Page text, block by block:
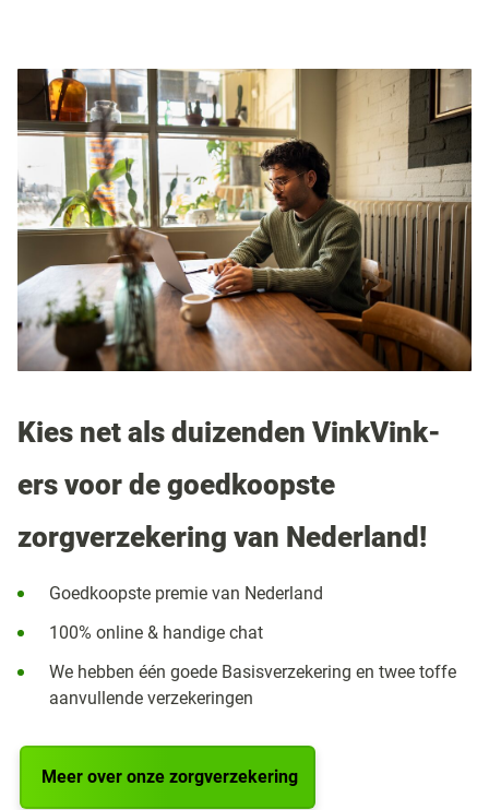
Kies net als duizenden VinkVink-
ers voor de goedkoopste
zorgverzekering van Nederland!
Goedkoopste premie van Nederland
100% online & handige chat
We hebben één goede Basisverzekering en twee toffe
aanvullende verzekeringen
Meer over onze zorgverzekering